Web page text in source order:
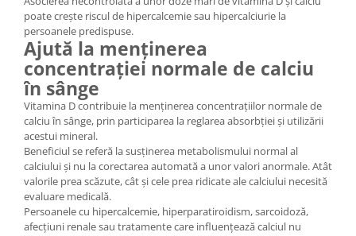
poate crește riscul de hipercalcemie sau hipercalciurie la
persoanele predispuse.
Ajută la menținerea
concentrației normale de calciu
în sânge
Vitamina D contribuie la menținerea concentrațiilor normale de
calciu în sânge, prin participarea la reglarea absorbției și utilizării
acestui mineral.
Beneficiul se referă la susținerea metabolismului normal al
calciului și nu la corectarea automată a unor valori anormale. Atât
valorile prea scăzute, cât și cele prea ridicate ale calciului necesită
evaluare medicală.
Persoanele cu hipercalcemie, hiperparatiroidism, sarcoidoză,
afecțiuni renale sau tratamente care influențează calciul nu